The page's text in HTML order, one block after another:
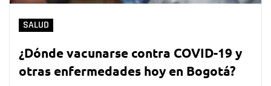
SALUD
¿Dónde vacunarse contra COVID-19 y
otras enfermedades hoy en Bogotá?